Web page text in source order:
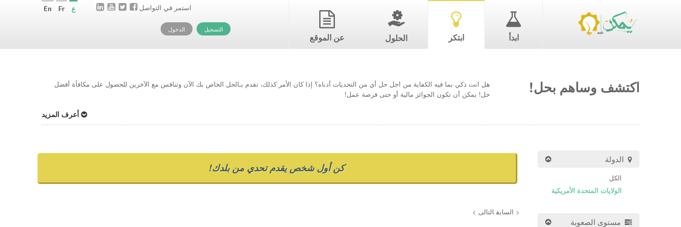
ابدأ ابتكر الحلول عن الموقع
استمر في التواصل En Fr ع
التسجيل الدخول
اكتشف وساهم بحل!
هل انت ذكي بما فيه الكفاية من اجل حل أي من التحديات أدناه؟ إذا كان الأمر كذلك، تقدم بـالحل الخاص بك الآن وتنافس مع الآخرين للحصول على مكافأة أفضل
حل! يمكن أن تكون الجوائز مالية أو حتى فرصة عمل!
أعرف المزيد
الدولة
الكل
الولايات المتحدة الأمريكية
مستوى الصعوبة
كن أول شخص يقدم تحدي من بلدك!
< السابق التالى >